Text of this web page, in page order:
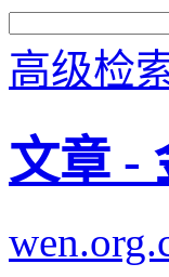
高级检
文章 -